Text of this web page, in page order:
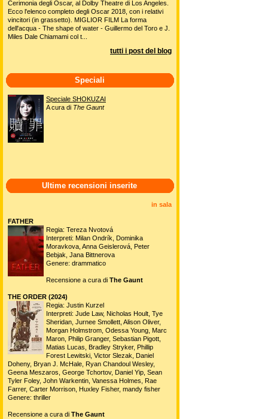
Cerimonia degli Oscar, al Dolby Theatre di Los Angeles.
Ecco l'elenco completo degli Oscar 2018, con i relativi
vincitori (in grassetto). MIGLIOR FILM La forma
dell'acqua - The shape of water - Guillermo del Toro e J.
Miles Dale Chiamami col t...
tutti i post del blog
Speciali
Speciale SHOKUZAI
A cura di The Gaunt
Ultime recensioni inserite
in sala
FATHER
Regia: Tereza Nvotová
Interpreti: Milan Ondrík, Dominika
Moravkova, Anna Geislerová, Peter
Bebjak, Jana Bittnerova
Genere: drammatico
Recensione a cura di The Gaunt
THE ORDER (2024)
Regia: Justin Kurzel
Interpreti: Jude Law, Nicholas Hoult, Tye
Sheridan, Jurnee Smollett, Alison Oliver,
Morgan Holmstrom, Odessa Young, Marc
Maron, Philip Granger, Sebastian Pigott,
Matias Lucas, Bradley Stryker, Phillip
Forest Lewitski, Victor Slezak, Daniel
Doheny, Bryan J. McHale, Ryan Chandoul Wesley,
Geena Meszaros, George Tchortov, Daniel Yip, Sean
Tyler Foley, John Warkentin, Vanessa Holmes, Rae
Farrer, Carter Morrison, Huxley Fisher, mandy fisher
Genere: thriller
Recensione a cura di The Gaunt